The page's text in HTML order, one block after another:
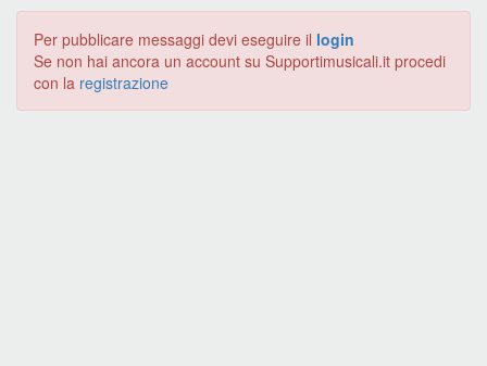
Per pubblicare messaggi devi eseguire il login
Se non hai ancora un account su Supportimusicali.it procedi
con la registrazione